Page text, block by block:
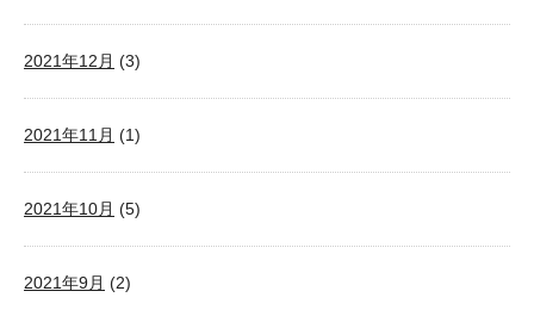
2021年12月 (3)
2021年11月 (1)
2021年10月 (5)
2021年9月 (2)